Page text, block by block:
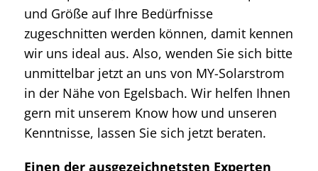
und Größe auf Ihre Bedürfnisse
zugeschnitten werden können, damit kennen
wir uns ideal aus. Also, wenden Sie sich bitte
unmittelbar jetzt an uns von MY-Solarstrom
in der Nähe von Egelsbach. Wir helfen Ihnen
gern mit unserem Know how und unseren
Kenntnisse, lassen Sie sich jetzt beraten.
Einen der ausgezeichnetsten Experten